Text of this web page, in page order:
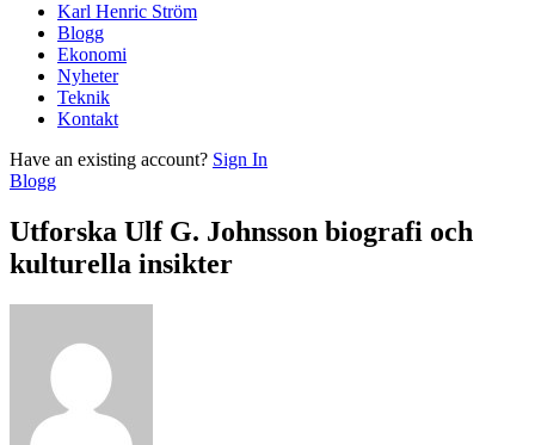
Karl Henric Ström
Blogg
Ekonomi
Nyheter
Teknik
Kontakt
Have an existing account? Sign In
Blogg
Utforska Ulf G. Johnsson biografi och
kulturella insikter